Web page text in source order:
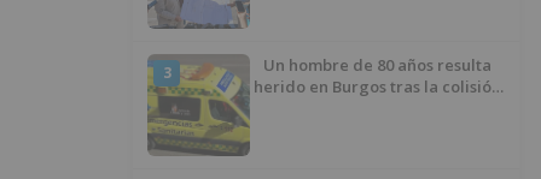
3
Un hombre de 80 años resulta
herido en Burgos tras la colisión